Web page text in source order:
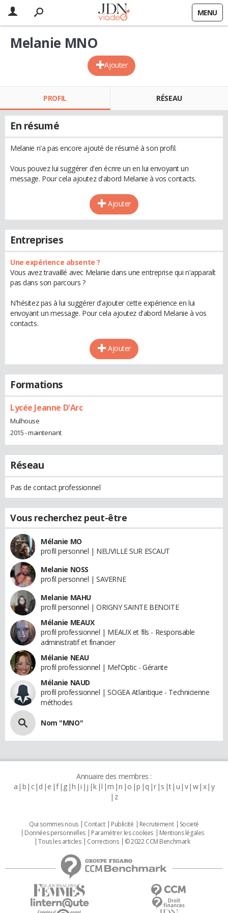
MENU
Ajouter
Melanie MNO
PROFIL RÉSEAU
En résumé
Melanie n'a pas encore ajouté de résumé à son profil.
Vous pouvez lui suggérer d'en écrire un en lui envoyant un
message. Pour cela ajoutez d'abord Melanie à vos contacts.
Ajouter
Entreprises
Une expérience absente ?
Vous avez travaillé avec Melanie dans une entreprise qui n'apparaît
pas dans son parcours ?
N'hésitez pas à lui suggérer d'ajouter cette expérience en lui
envoyant un message. Pour cela ajoutez d'abord Melanie à vos
contacts.
Ajouter
Formations
Lycée Jeanne D'Arc
Mulhouse
2015 - maintenant
Réseau
Pas de contact professionnel
Vous recherchez peut-être
Mélanie MO
profil personnel | NEUVILLE SUR ESCAUT
Melanie NOSS
profil personnel | SAVERNE
Melanie MAHU
profil personnel | ORIGNY SAINTE BENOITE
Mélanie MEAUX
profil professionnel | MEAUX et fils - Responsable
administratif et financier
Mélanie NEAU
profil professionnel | Mel'Optic - Gérante
Mélanie NAUD
profil professionnel | SOGEA Atlantique - Technicienne
méthodes
Nom "MNO"
Annuaire des membres :
a b c d e f g h i j k l m n o p q r s t u v w x y
z
Qui sommes nous Contact Publicité Recrutement
Societé
Données personnelles
Paramétrer les cookies
Mentions légales
Tous les articles
Corrections © 2022 CCM Benchmark